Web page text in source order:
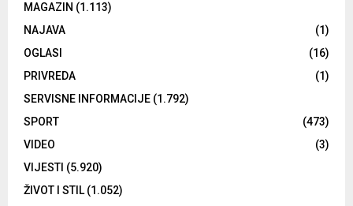
MAGAZIN (1.113)
NAJAVA
(1)
OGLASI
(16)
PRIVREDA
(1)
SERVISNE INFORMACIJE (1.792)
SPORT
(473)
VIDEO
(3)
VIJESTI (5.920)
ŽIVOT I STIL(1.052)